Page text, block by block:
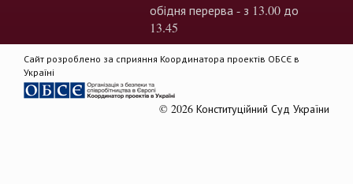
обідня перерва - з 13.00 до
13.45
Сайт розроблено за сприяння Координатора проектів ОБСЄ в
Україні
© 2026 Конституційний Суд України